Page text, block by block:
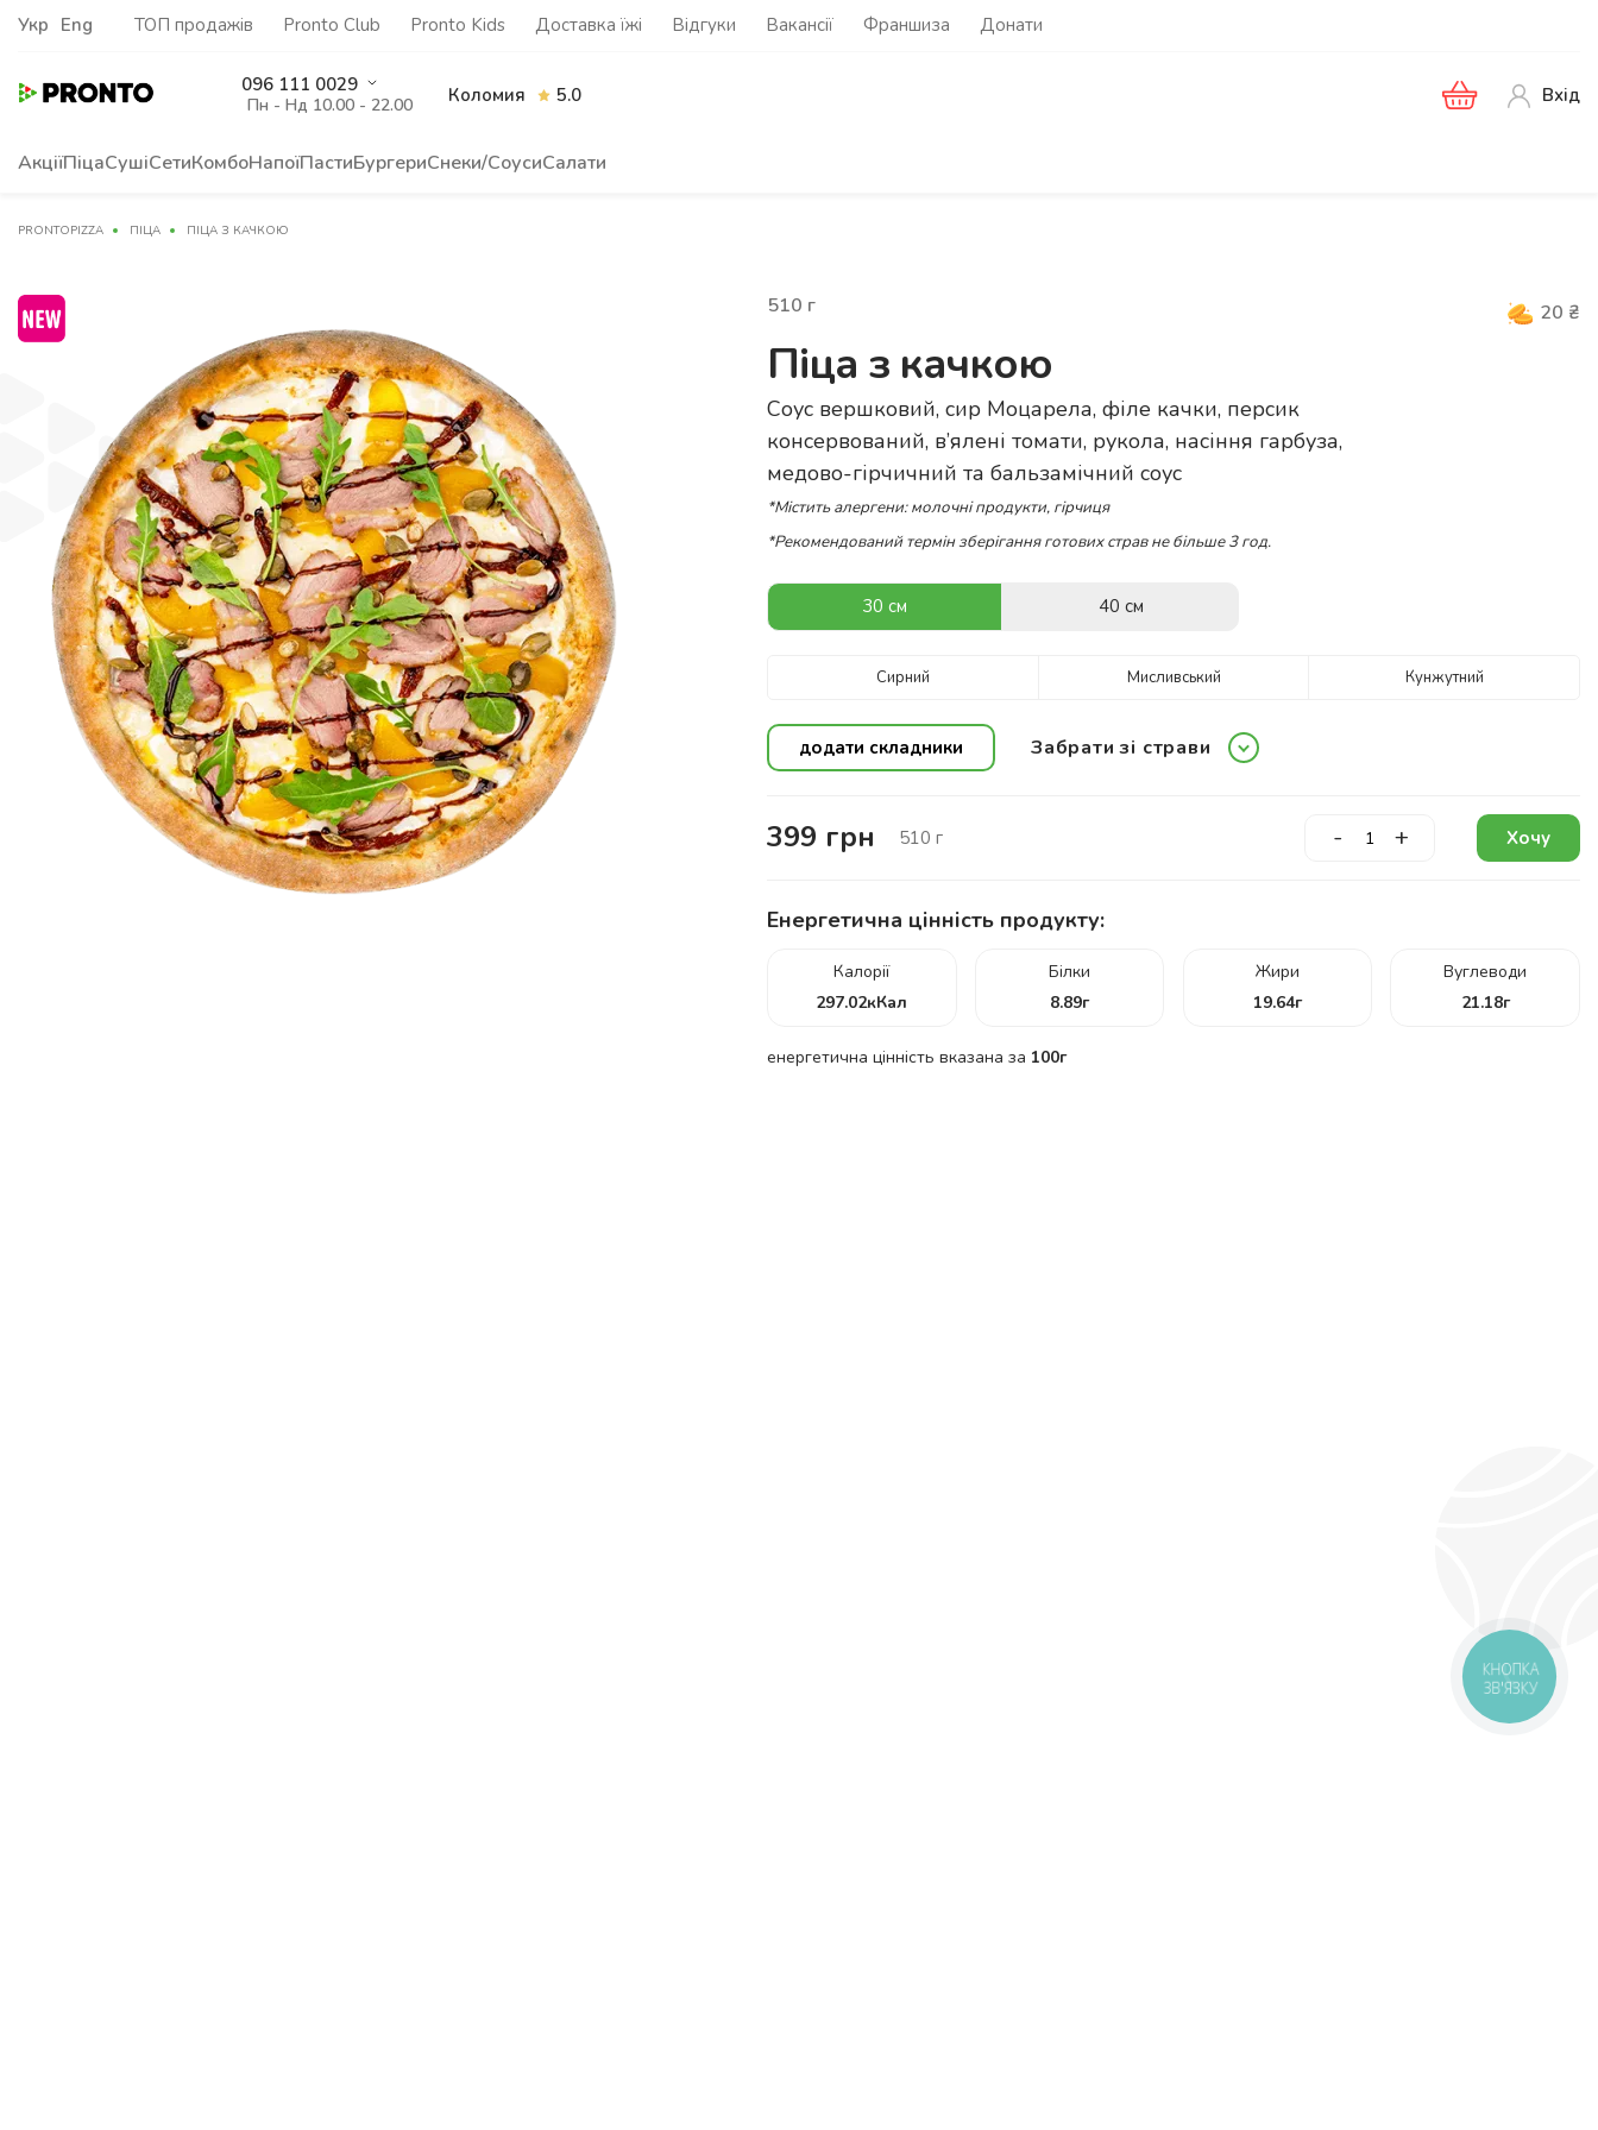
Укр Eng ТОП продажів Pronto Club Pronto Kids Доставка їжі Відгуки Вакансії Франшиза Донати
096 111 0029
Пн - Нд 10.00 - 22.00 Коломия 5.0 Вхід
АкціїПіцаСушіСетиКомбоНапоїПастиБургериСнеки/СоусиСалати
PRONTOPIZZA ПІЦА ПІЦА З КАЧКОЮ
510 г 20 ₴
Піца з качкою
Соус вершковий, сир Моцарела, філе качки, персик
консервований, в’ялені томати, рукола, насіння гарбуза,
медово-гірчичний та бальзамічний соус
*Містить алергени: молочні продукти, гірчиця
*Рекомендований термін зберігання готових страв не більше 3 год.
30 см 40 см
Сирний Мисливський Кунжутний
додати складники Забрати зі страви
399 грн 510 г - + Хочу
Енергетична цінність продукту:
Калорії
297.02кКал
Білки
8.89г
Жири
19.64г
Вуглеводи
21.18г
енергетична цінність вказана за 100г
КНОПКА
ЗВ'ЯЗКУ